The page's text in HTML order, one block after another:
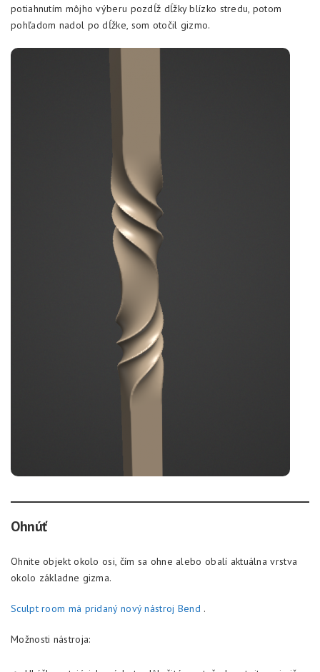
potiahnutím môjho výberu pozdĺž dĺžky blízko stredu, potom
pohľadom nadol po dĺžke, som otočil gizmo.
Ohnúť
Ohnite objekt okolo osi, čím sa ohne alebo obalí aktuálna vrstva
okolo základne gizma.
Sculpt room má pridaný nový nástroj Bend .
Možnosti nástroja: